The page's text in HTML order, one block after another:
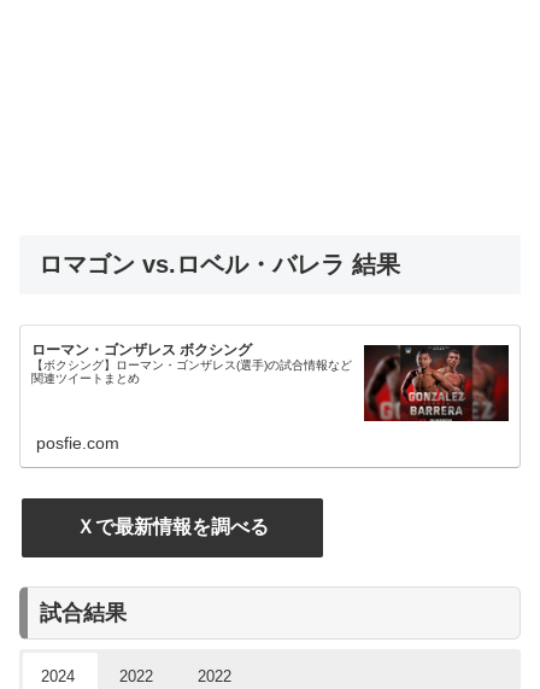
ロマゴン vs.ロベル・バレラ 結果
ローマン・ゴンザレス ボクシング
【ボクシング】ローマン・ゴンザレス(選手)の試合情報など
関連ツイートまとめ
posfie.com
Ｘで最新情報を調べる
試合結果
2024
2022
2022